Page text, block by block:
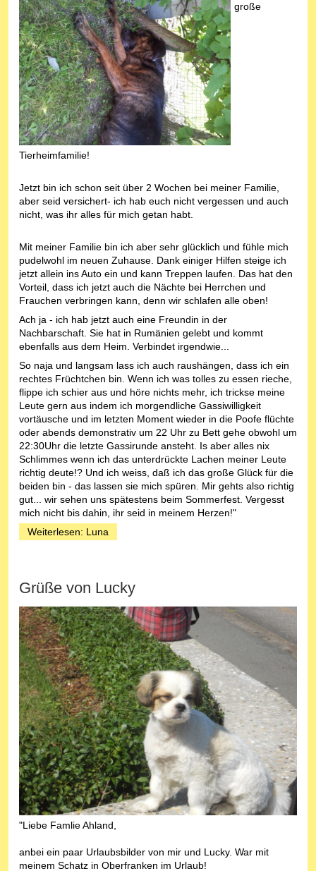
große
Tierheimfamilie!
Jetzt bin ich schon seit über 2 Wochen bei meiner Familie,
aber seid versichert- ich hab euch nicht vergessen und auch
nicht, was ihr alles für mich getan habt.
Mit meiner Familie bin ich aber sehr glücklich und fühle mich
pudelwohl im neuen Zuhause. Dank einiger Hilfen steige ich
jetzt allein ins Auto ein und kann Treppen laufen. Das hat den
Vorteil, dass ich jetzt auch die Nächte bei Herrchen und
Frauchen verbringen kann, denn wir schlafen alle oben!
Ach ja - ich hab jetzt auch eine Freundin in der
Nachbarschaft. Sie hat in Rumänien gelebt und kommt
ebenfalls aus dem Heim. Verbindet irgendwie...
So naja und langsam lass ich auch raushängen, dass ich ein
rechtes Früchtchen bin. Wenn ich was tolles zu essen rieche,
flippe ich schier aus und höre nichts mehr, ich trickse meine
Leute gern aus indem ich morgendliche Gassiwilligkeit
vortäusche und im letzten Moment wieder in die Poofe flüchte
oder abends demonstrativ um 22 Uhr zu Bett gehe obwohl um
22:30Uhr die letzte Gassirunde ansteht. Is aber alles nix
Schlimmes wenn ich das unterdrückte Lachen meiner Leute
richtig deute!? Und ich weiss, daß ich das große Glück für die
beiden bin - das lassen sie mich spüren. Mir gehts also richtig
gut... wir sehen uns spätestens beim Sommerfest. Vergesst
mich nicht bis dahin, ihr seid in meinem Herzen!"
Weiterlesen: Luna
Grüße von Lucky
"Liebe Famlie Ahland,
anbei ein paar Urlaubsbilder von mir und Lucky. War mit
meinem Schatz in Oberfranken im Urlaub!